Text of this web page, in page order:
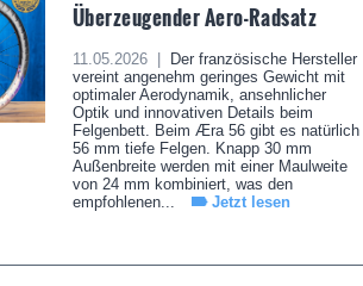
Überzeugender Aero-Radsatz
11.05.2026 |
Der französische Hersteller
vereint angenehm geringes Gewicht mit
optimaler Aerodynamik, ansehnlicher
Optik und innovativen Details beim
Felgenbett. Beim Æra 56 gibt es natürlich
56 mm tiefe Felgen. Knapp 30 mm
Außenbreite werden mit einer Maulweite
von 24 mm kombiniert, was den
empfohlenen...
Jetzt lesen